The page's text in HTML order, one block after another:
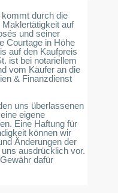
durch die
auf
und seiner
Courtage in Höhe
auf den Kaufpreis
ist bei notariellem
vom Käufer an die
& Finanzdienst
uns überlassenen
eigene
Eine Haftung für
können wir
Änderungen der
ausdrücklich vor.
dafür